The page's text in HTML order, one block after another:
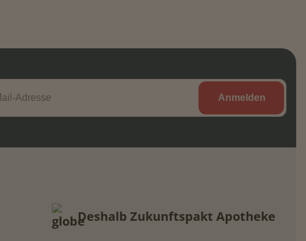
Deshalb Zukunftspakt Apotheke